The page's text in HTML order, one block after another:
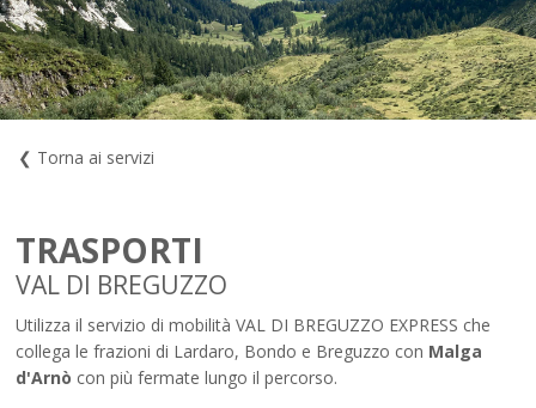
❮ Torna ai servizi
TRASPORTI
VAL DI BREGUZZO
Utilizza il servizio di mobilità VAL DI BREGUZZO EXPRESS che
collega le frazioni di Lardaro, Bondo e Breguzzo con Malga
d'Arnò con più fermate lungo il percorso.